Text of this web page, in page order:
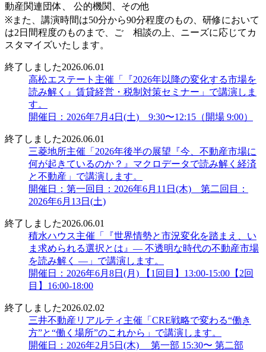
動産関連団体、 公的機関、その他
※また、講演時間は50分から90分程度のもの、研修において
は2日間程度のものまで、ご゙相談の上、ニーズに応じてカ
スタマイズいたします。
終了しました2026.06.01
高松エステート主催「『2026年以降の変化する市場を
読み解く』賃貸経営・税制対策セミナー」で講演しま
す。
開催日：2026年7月4日(土) 9:30〜12:15（開場 9:00）
終了しました2026.06.01
三菱地所主催「2026年後半の展望『今、不動産市場に
何が起きているのか？』マクロデータで読み解く経済
と不動産」で講演します。
開催日：第一回目：2026年6月11日(木) 第二回目：
2026年6月13日(土)
終了しました2026.06.01
積水ハウス主催「『世界情勢と市況変化を踏まえ、い
ま求められる選択とは』― 不透明な時代の不動産市場
を読み解く ―」で講演します。
開催日：2026年6月8日(月) 【1回目】13:00-15:00【2回
目】16:00-18:00
終了しました2026.02.02
三井不動産リアルティ主催「CRE戦略で変わる“働き
方”と“働く場所”のこれから」で講演します。
開催日：2026年2月5日(木) 第一部 15:30〜 第二部